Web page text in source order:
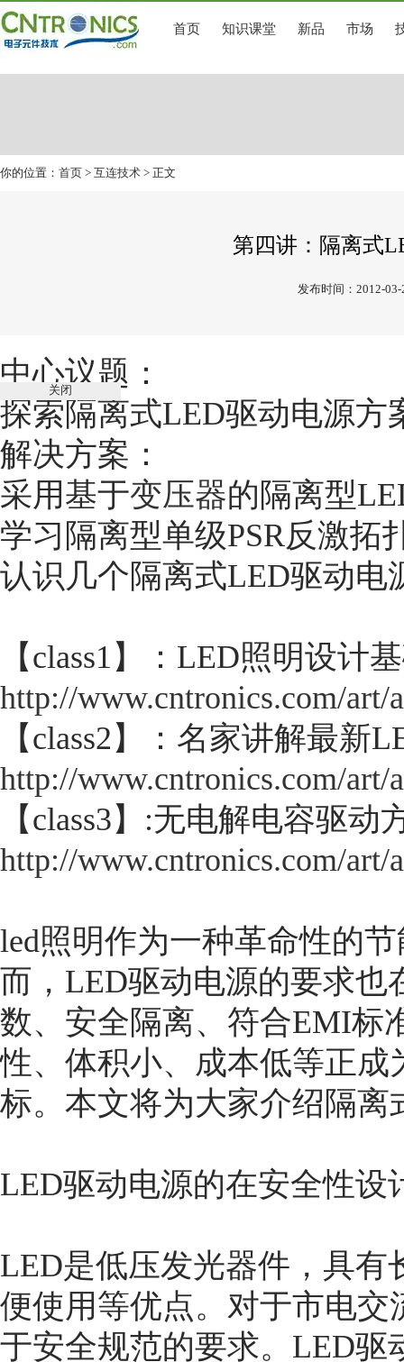
首页 知识课堂 新品 市场
你的位置： 首页 > 互连技术 > 正文
第四讲：隔离式
发布时间：2012-03-
中心议题：
探索隔离式LED驱动电源方
解决方案：
采用基于变压器的隔离型
学习隔离型单级PSR反激拓
认识几个隔离式LED驱动电
【class1】：LED照明设计
http://www.cntronics.com/art/
【class2】：名家讲解最新
http://www.cntronics.com/art/
【class3】:无电解电容驱动
http://www.cntronics.com/art/
led照明作为一种革命性的
而，LED驱动电源的要求也
数、安全隔离、符合EMI标
性、体积小、成本低等正
标。本文将为大家介绍隔
LED驱动电源的在安全性设
LED是低压发光器件，具
便使用等优点。对于市电
于安全规范的要求。LED驱
关闭